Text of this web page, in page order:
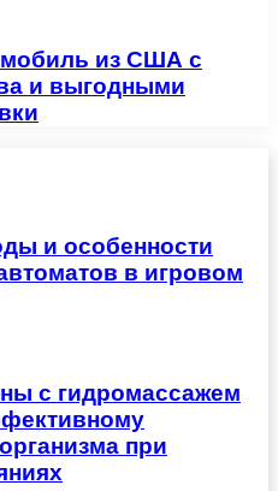
из США с
и выгодными
и особенности
в игровом
с гидромассажем
при